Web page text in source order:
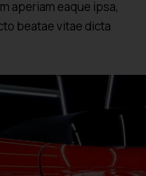
aperiam eaque ipsa,
beatae vitae dicta